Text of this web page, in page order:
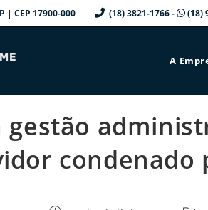
| CEP 17900-000 (18) 3821-1766 - (18)
A
gestão
condenado